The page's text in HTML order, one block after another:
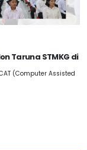
Taruna STMKG di
(Computer Assisted